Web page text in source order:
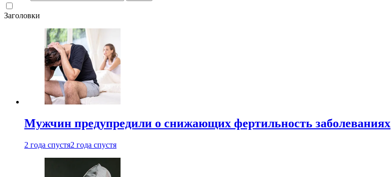
Заголовки
Мужчин предупредили о снижающих фертильность заболеваниях
2 года спустя2 года спустя